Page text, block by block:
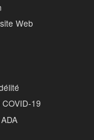
Web
19